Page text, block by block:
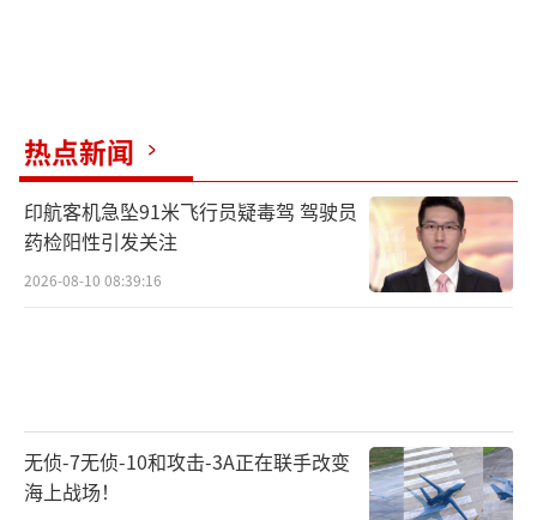
热点新闻
印航客机急坠91米飞行员疑毒驾 驾驶员
药检阳性引发关注
2026-08-10 08:39:16
无侦-7无侦-10和攻击-3A正在联手改变
海上战场！